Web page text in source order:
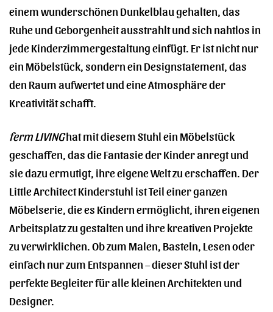
einem wunderschönen Dunkelblau gehalten, das
Ruhe und Geborgenheit ausstrahlt und sich nahtlos in
jede Kinderzimmergestaltung einfügt. Er ist nicht nur
ein Möbelstück, sondern ein Designstatement, das
den Raum aufwertet und eine Atmosphäre der
Kreativität schafft.
ferm LIVINGhat mit diesem Stuhl ein Möbelstück
geschaffen, das die Fantasie der Kinder anregt und
sie dazu ermutigt, ihre eigene Welt zu erschaffen. Der
Little Architect Kinderstuhl ist Teil einer ganzen
Möbelserie, die es Kindern ermöglicht, ihren eigenen
Arbeitsplatz zu gestalten und ihre kreativen Projekte
zu verwirklichen. Ob zum Malen, Basteln, Lesen oder
einfach nur zum Entspannen – dieser Stuhl ist der
perfekte Begleiter für alle kleinen Architekten und
Designer.